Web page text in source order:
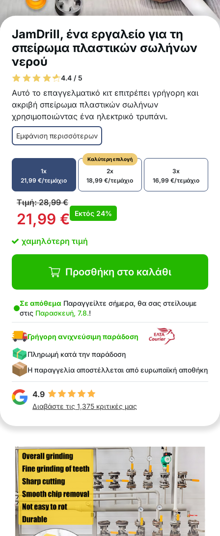
JamDrill, ένα εργαλείο για τη
σπείρωμα πλαστικών σωλήνων
νερού
4.4 / 5
Αυτό το επαγγελματικό κιτ επιτρέπει γρήγορη και
ακριβή σπείρωμα πλαστικών σωλήνων
χρησιμοποιώντας ένα ηλεκτρικό τρυπάνι.
Ισχυρός και ανθεκτικός κράμα χάλυβα
εξασφαλίζει μεγάλη διάρκεια ζωής
Αυτόματη λείανση δοντιών για τέλεια ακρίβεια
σε κάθε κοπή
Το κιτ περιλαμβάνει τρεις διαφορετικές
κοπτικές κεφαλές (20 mm, 25 mm, 32 mm)
Ομαλή, χωρίς εμπόδια απομάκρυνση τσιπ
Εύκολο στη χρήση με τυπικά ηλεκτρικά
τρυπάνια (δεν περιλαμβάνονται)
Στη Συσκευασία: 1x βάση, 3x κοπτικές κεφαλές
Εμφάνιση περισσότερων
1x
21,99€/τεμάχιο
Καλύτερη επιλογή
2x
18,99€/τεμάχιο
3x
16,99€/τεμάχιο
Τιμή:28,99€
21,99 € Εκτός 24%
χαμηλότερη τιμή
Προσθήκη στο καλάθι
Σε απόθεμα Παραγγείλτε σήμερα, θα σας στείλουμε
στις Παρασκευή, 7.8.!
Γρήγορη ανιχνεύσιμη παράδοση
Πληρωμή κατά την παράδοση
Η παραγγελία αποστέλλεται από ευρωπαϊκή αποθήκη
4.9
Διαβάστε τις 1,375 κριτικές μας